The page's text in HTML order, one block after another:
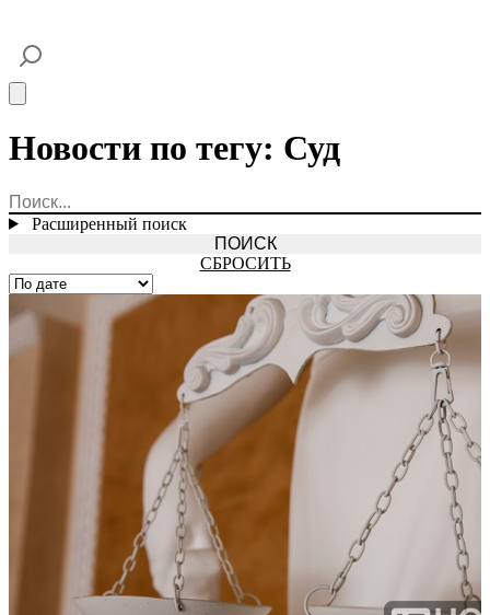
Новости по тегу: Суд
Расширенный поиск
СБРОСИТЬ